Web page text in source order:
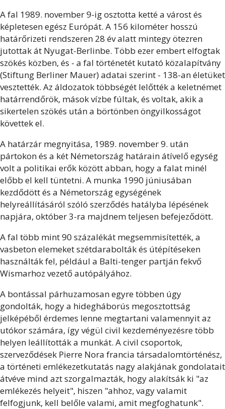
A fal 1989. november 9-ig osztotta ketté a várost és
képletesen egész Európát. A 156 kilométer hosszú
határőrizeti rendszeren 28 év alatt mintegy ötezren
jutottak át Nyugat-Berlinbe. Több ezer embert elfogtak
szökés közben, és - a fal történetét kutató közalapítvány
(Stiftung Berliner Mauer) adatai szerint - 138-an életüket
vesztették. Az áldozatok többségét lelőtték a keletnémet
határrendőrök, mások vízbe fúltak, és voltak, akik a
sikertelen szökés után a börtönben öngyilkosságot
követtek el.
A határzár megnyitása, 1989. november 9. után
pártokon és a két Németország határain átívelő egység
volt a politikai erők között abban, hogy a falat minél
előbb el kell tüntetni. A munka 1990 júniusában
kezdődött és a Németország egységének
helyreállításáról szóló szerződés hatályba lépésének
napjára, október 3-ra majdnem teljesen befejeződött.
A fal több mint 90 százalékát megsemmisítették, a
vasbeton elemeket szétdarabolták és útépítéseken
használták fel, például a Balti-tenger partján fekvő
Wismarhoz vezető autópályához.
A bontással párhuzamosan egyre többen úgy
gondolták, hogy a hidegháborús megosztottság
jelképéből érdemes lenne megtartani valamennyit az
utókor számára, így végül civil kezdeményezésre több
helyen leállították a munkát. A civil csoportok,
szerveződések Pierre Nora francia társadalomtörténész,
a történeti emlékezetkutatás nagy alakjának gondolatait
átvéve mind azt szorgalmazták, hogy alakítsák ki "az
emlékezés helyeit", hiszen "ahhoz, vagy valamit
felfogjunk, kell belőle valami, amit megfoghatunk".